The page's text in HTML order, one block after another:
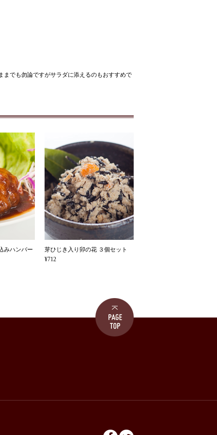
までも勿論ですがサラダに添えるのもおすすめで
みハンバー
芽ひじき入り卯の花 ３個セット
¥712